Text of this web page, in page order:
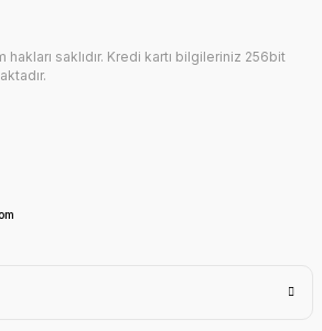
hakları saklıdır. Kredi kartı bilgileriniz 256bit